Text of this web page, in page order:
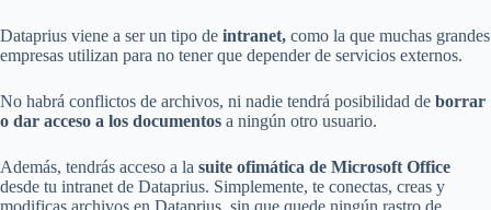
Dataprius viene a ser un tipo de intranet, como la que muchas grandes
empresas utilizan para no tener que depender de servicios externos.
No habrá conflictos de archivos, ni nadie tendrá posibilidad de borrar
o dar acceso a los documentos a ningún otro usuario.
Además, tendrás acceso a la suite ofimática de Microsoft Office
desde tu intranet de Dataprius. Simplemente, te conectas, creas y
modificas archivos en Dataprius, sin que quede ningún rastro de